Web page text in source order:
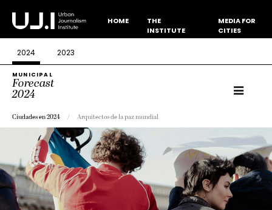
HOME
THE
INSTITUTE
MEDIA FOR
CITIES
2024 2023
MUNICIPAL
Forecast
2024
Ciudades en 2024 Arquitectos de la paz mundial